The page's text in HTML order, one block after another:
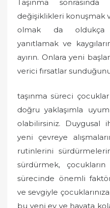
Taşınma sonrasında
değişiklikleri konuşmak
olmak da oldukça
yanıtlamak ve
ayırın. Onlara yeni
verici fırsatlar
taşınma süreci
doğru yaklaşımla uyum
olabilirsiniz. Duygusal
yeni çevreye
rutinlerini
sürdürmek,
sürecinde önemli
ve sevgiyle
bu yeni ev ve hayata